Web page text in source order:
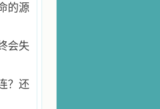
的源
会失
？还